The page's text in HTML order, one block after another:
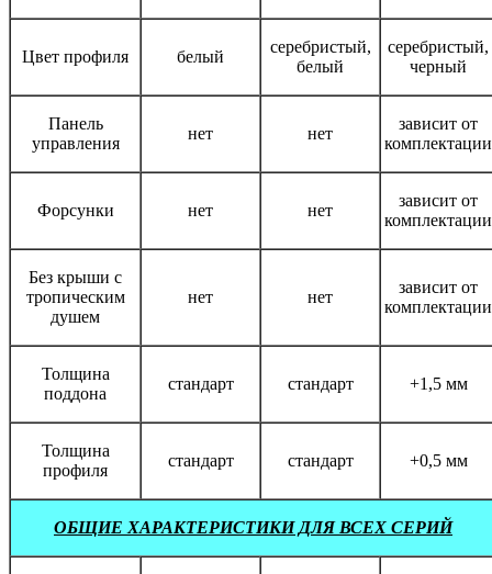
Цвет профиля белый
серебристый,
белый
серебристый,
черный
Панель
управления
нет нет
зависит от
комплектации
Форсунки нет нет
зависит от
комплектации
Без крыши с
тропическим
душем
нет нет
зависит от
комплектации
Толщина
поддона
стандарт стандарт +1,5 мм
Толщина
профиля
стандарт стандарт +0,5 мм
ОБЩИЕ ХАРАКТЕРИСТИКИ ДЛЯ ВСЕХ СЕРИЙ